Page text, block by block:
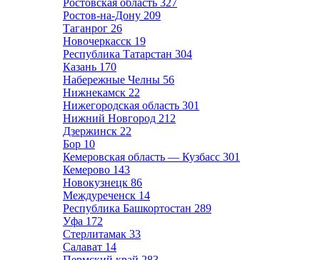
Ростовская область 327
Ростов-на-Дону 209
Таганрог 26
Новочеркасск 19
Республика Татарстан 304
Казань 170
Набережные Челны 56
Нижнекамск 22
Нижегородская область 301
Нижний Новгород 212
Дзержинск 22
Бор 10
Кемеровская область — Кузбасс 301
Кемерово 143
Новокузнецк 86
Междуреченск 14
Республика Башкортостан 289
Уфа 172
Стерлитамак 33
Салават 14